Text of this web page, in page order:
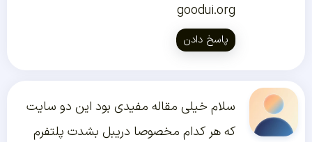
goodui.org
پاسخ دادن
سلام خیلی مقاله مفیدی بود این دو سایت
که هر کدام مخصوصا دریبل بشدت پلتفرم